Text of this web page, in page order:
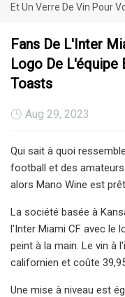
Et Un Verre De Vin Pour
Fans De L'Inter
Logo De L'équipe
Toasts
Aug 29, 2023
Qui sait à quoi
football et des
alors Mano Wine est
La société basée à
l'Inter Miami CF avec le
peint à la main. Le vin à
californien et coûte
Une mise à niveau est